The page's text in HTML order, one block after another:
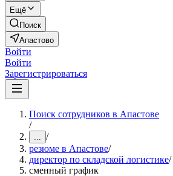
Ещё
Поиск
Апастово
Войти
Войти
Зарегистрироваться
Поиск сотрудников в Апастове
/
... /
резюме в Апастове/
директор по складской логистике/
сменный график